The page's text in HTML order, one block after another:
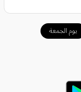
يوم الجمعة